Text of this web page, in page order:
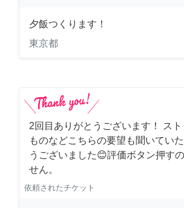
夕飯つくります！
東京都
2回目ありがとうございます！ ス
ものなどこちらの要望も聞いてい
うございました😊評価ボタン押す
せん。
依頼されたチケット